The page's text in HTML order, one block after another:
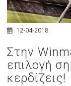
12-04-2018
Στην
επιλογή
κερδίζεις!